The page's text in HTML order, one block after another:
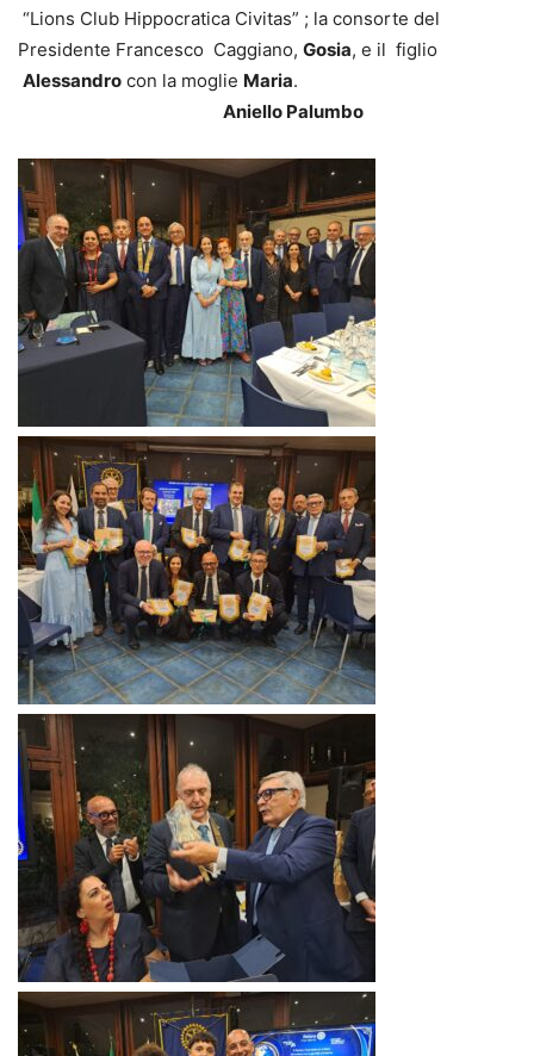
“Lions Club Hippocratica Civitas” ; la consorte del
Presidente Francesco Caggiano, Gosia, e il figlio
Alessandro con la moglie Maria.
Aniello Palumbo